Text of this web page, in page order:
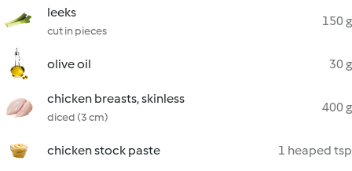
leeks
cut in pieces
150 g
olive oil 30 g
chicken breasts, skinless
diced (3 cm)
400 g
chicken stock paste
1 heaped tsp